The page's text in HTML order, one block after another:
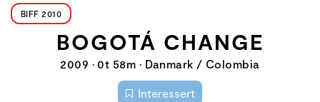
BIFF 2010
BOGOTÁ CHANGE
2009 • 0t 58m • Danmark / Colombia
Interessert